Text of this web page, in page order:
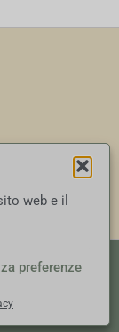
web e il
preferenze